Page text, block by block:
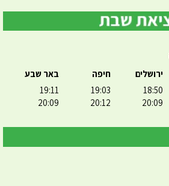
ירושלים
18:50
20:09
חיפה
19:03
20:12
באר שבע
19:11
20:09